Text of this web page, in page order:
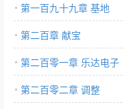
第一百九十九章 基地
第二百章 献宝
第二百零一章 乐达电子
第二百零二章 调整